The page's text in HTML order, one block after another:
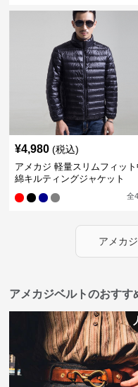
¥4,980 (税込)
アメカジ 軽量スリムフィット
綿キルティングジャケット
全4
アメカジ
アメカジベルトのおすす